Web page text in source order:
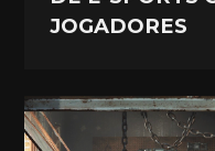
JOGADORES